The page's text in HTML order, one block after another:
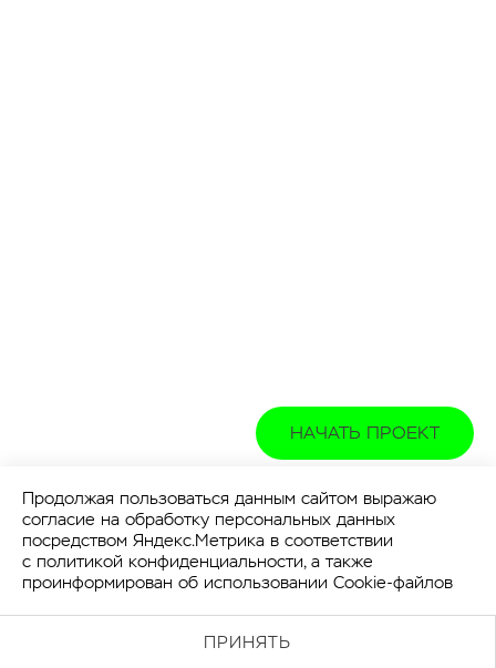
НАЧАТЬ ПРОЕКТ
Продолжая пользоваться данным сайтом выражаю
согласие на обработку персональных данных
посредством Яндекс.Метрика в соответствии
с политикой конфиденциальности, а также
проинформирован об использовании Cookie-файлов
ПРИНЯТЬ